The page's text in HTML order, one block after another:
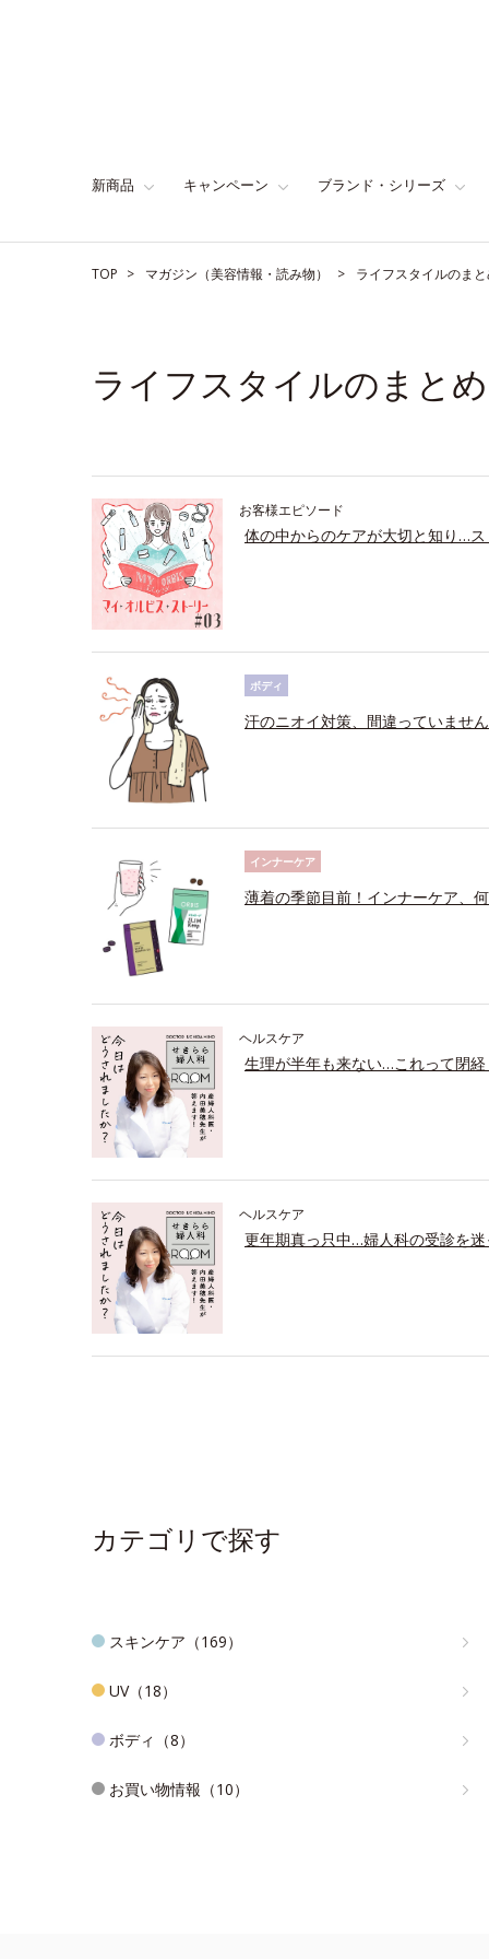
新商品 キャンペーン ブランド・シリーズ
TOP マガジン（美容情報・読み物） ライフスタイルのま
ライフスタイルのまとめ
お客様エピソード
体の中からのケアが大切と知り…
ボディ
汗のニオイ対策、間違っていませ
インナーケア
薄着の季節目前！インナーケア、
ヘルスケア
生理が半年も来ない…これって閉経
ヘルスケア
更年期真っ只中…婦人科の受診を
カテゴリで探す
スキンケア（169）
UV（18）
ボディ（8）
お買い物情報（10）